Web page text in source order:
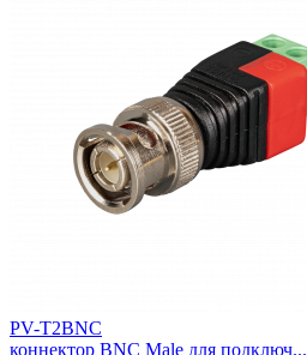
PV-T2BNC
коннектор BNC Male для подключ...